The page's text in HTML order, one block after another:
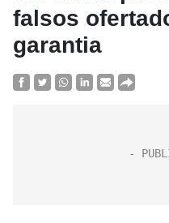
falsos
garantia